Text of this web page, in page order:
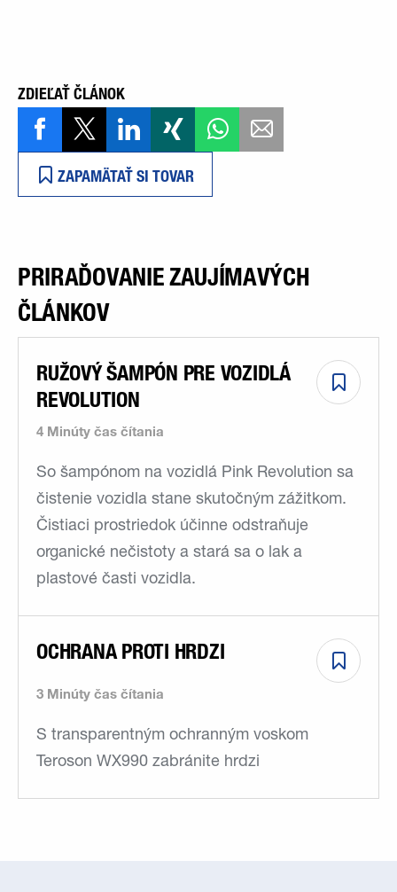
ZDIEĽAŤ ČLÁNOK
ZAPAMÄTAŤ SI TOVAR
PRIRAĎOVANIE ZAUJÍMAVÝCH
ČLÁNKOV
4 Minúty čas čítania
RUŽOVÝ ŠAMPÓN PRE VOZIDLÁ
REVOLUTION
So šampónom na vozidlá Pink Revolution sa
čistenie vozidla stane skutočným zážitkom.
Čistiaci prostriedok účinne odstraňuje
organické nečistoty a stará sa o lak a
plastové časti vozidla.
3 Minúty čas čítania
OCHRANA PROTI HRDZI
S transparentným ochranným voskom
Teroson WX990 zabránite hrdzi